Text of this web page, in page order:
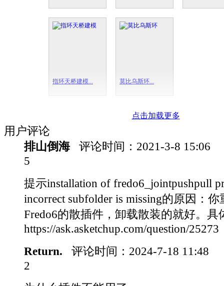
指环天桥建模... 莫比乌斯环...
点击加载更多
用户评论
排山倒海
评论时间： 2021-3-8 15:06
5
提示installation of fredo6_jointpushpull
incorrect subfolder is missing的原因：
Fredo6的散插件，卸载散装的就好。具
https://ask.asketchup.com/question/25273
Return.
评论时间： 2024-7-18 11:48
2